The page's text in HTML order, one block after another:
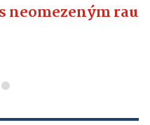
neomezeným